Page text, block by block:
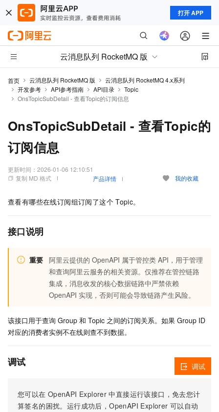
打开 APP
云消息队列 RocketMQ 版
首页 云消息队列 RocketMQ 版
云消息队列 RocketMQ 4.x系列
开发参考
API参考指南 API目录
Topic
OnsTopicSubDetail - 查看Topic的订阅信息
OnsTopicSubDetail - 查看Topic的
订阅信息
更新时间： 2026-01-06 12:10:51
复制 MD 格式
产品详情 我的收藏
查看有哪些在线订阅组订阅了这个 Topic。
接口说明
重要 阿里云提供的 OpenAPI 属于管控类 API，用于管理
和查询阿里云服务的相关资源。仅推荐在管控链路
集成，消息收发的核心数据链路中严禁依赖
OpenAPI 实现，否则可能会导致链路产生风险。
该接口用于查询 Group 和 Topic 之间的订阅关系。如果 Group ID
对应的消费者实例不在线则查不到数据。
调试
您可以在 OpenAPI Explorer 中直接运行该接口，免去您计
算签名的困扰。运行成功后，OpenAPI Explorer 可以自动
调试